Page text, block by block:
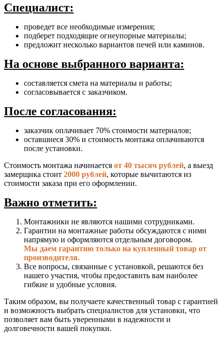
Специалист:
проведет все необходимые измерения;
подберет подходящие огнеупорные материалы;
предложит несколько вариантов печей или каминов.
На основе выбранного варианта:
составляется смета на материалы и работы;
согласовывается с заказчиком.
После согласования:
заказчик оплачивает 70% стоимости материалов;
оставшиеся 30% и стоимость монтажа оплачиваются
после установки.
Стоимость монтажа начинается от 40 тысяч рублей, а выезд
замерщика стоит 2000 рублей, которые вычитаются из
стоимости заказа при его оформлении.
Важно отметить:
Монтажники не являются нашими сотрудниками.
Гарантии на монтажные работы обсуждаются с ними
напрямую и оформляются отдельным договором.
Мы даем гарантию только на купленный товар от
производителя.
Все вопросы, связанные с установкой, решаются без
нашего участия, чтобы предоставить вам наиболее
гибкие и удобные условия.
Таким образом, вы получаете качественный товар с гарантией
и возможность выбрать специалистов для установки, что
позволяет вам быть уверенными в надежности и
долговечности вашей покупки.